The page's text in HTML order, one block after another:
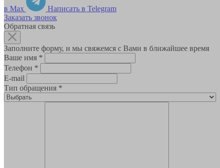
в Max
Написать в Telegram
Заказать звонок
Обратная связь
Заполните форму, и мы свяжемся с Вами в ближайшее время
Ваше имя *
Телефон *
E-mail
Тип обращения *